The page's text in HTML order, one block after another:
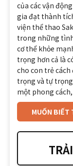
của các vận
gia đạt thành
viện thể thao
trong những
cơ thể khỏe
trọng hơn cả là
cho con trẻ
trọng và tự
một phong
MUỐN BIẾT